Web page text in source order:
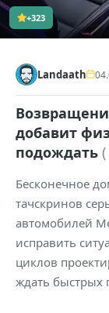
+323
Landaath
добавит
подождать
Бесконечное
тачскринов
автомобилей
исправить
циклов
ждать быстрых